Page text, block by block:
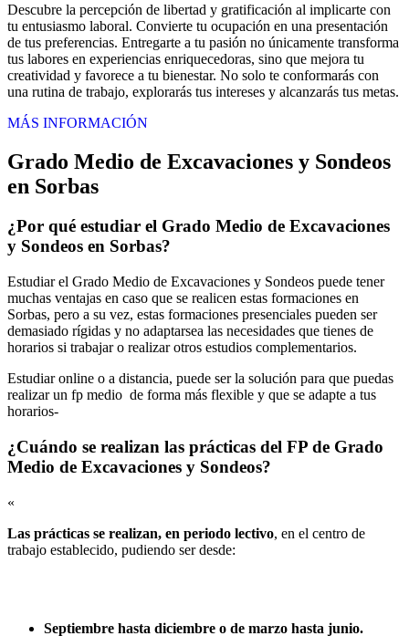
Descubre la percepción de libertad y gratificación al implicarte con
tu entusiasmo laboral. Convierte tu ocupación en una presentación
de tus preferencias. Entregarte a tu pasión no únicamente transforma
tus labores en experiencias enriquecedoras, sino que mejora tu
creatividad y favorece a tu bienestar. No solo te conformarás con
una rutina de trabajo, explorarás tus intereses y alcanzarás tus metas.
MÁS INFORMACIÓN
Grado Medio de Excavaciones y Sondeos
en Sorbas
¿Por qué estudiar el Grado Medio de Excavaciones
y Sondeos en Sorbas?
Estudiar el Grado Medio de Excavaciones y Sondeos puede tener
muchas ventajas en caso que se realicen estas formaciones en
Sorbas, pero a su vez, estas formaciones presenciales pueden ser
demasiado rígidas y no adaptarsea las necesidades que tienes de
horarios si trabajar o realizar otros estudios complementarios.
Estudiar online o a distancia, puede ser la solución para que puedas
realizar un fp medio de forma más flexible y que se adapte a tus
horarios-
¿Cuándo se realizan las prácticas del FP de Grado
Medio de Excavaciones y Sondeos?
«
Las prácticas se realizan, en periodo lectivo, en el centro de
trabajo establecido, pudiendo ser desde:
Septiembre hasta diciembre o de marzo hasta junio.